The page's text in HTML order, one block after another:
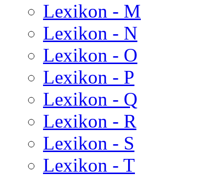
Lexikon - M
Lexikon - N
Lexikon - O
Lexikon - P
Lexikon - Q
Lexikon - R
Lexikon - S
Lexikon - T